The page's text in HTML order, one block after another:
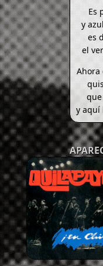
Es
y
es
el
Ahora
y aquí